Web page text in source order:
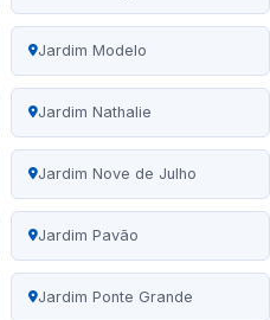
Jardim Modelo
Jardim Nathalie
Jardim Nove de Julho
Jardim Pavão
Jardim Ponte Grande